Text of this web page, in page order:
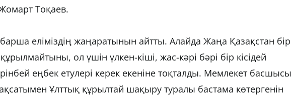
Тоқаев.
еліміздің жаңаратынын айтты. Алайда Жаңа Қазақстан бір
ол үшін үлкен-кіші, жас-кәрі бәрі бір кісідей
еңбек етулері керек екеніне тоқталды. Мемлекет басшысы
Ұлттық құрылтай шақыру туралы бастама көтергенін